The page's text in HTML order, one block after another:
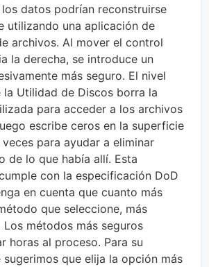
datos podrían reconstruirse
utilizando una aplicación de
archivos. Al mover el control
la derecha, se introduce un
más seguro. El nivel
la Utilidad de Discos borra la
para acceder a los archivos
escribe ceros en la superficie
para ayudar a eliminar
de lo que había allí. Esta
con la especificación DoD
en cuenta que cuanto más
que seleccione, más
métodos más seguros
horas al proceso. Para su
que elija la opción más